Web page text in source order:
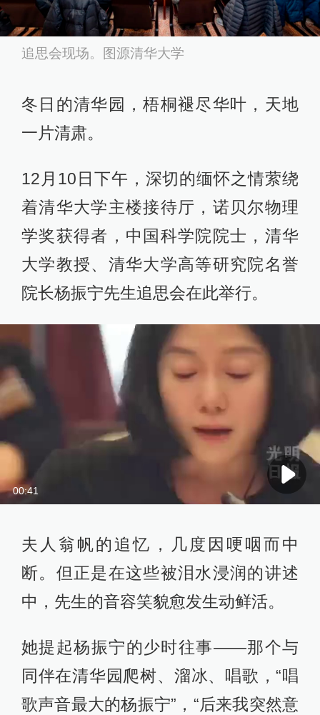
追思会现场。图源清华大学
冬日的清华园，梧桐褪尽华叶，天地
一片清肃。
12月10日下午，深切的缅怀之情萦绕
着清华大学主楼接待厅，诺贝尔物理
学奖获得者，中国科学院院士，清华
大学教授、清华大学高等研究院名誉
院长杨振宁先生追思会在此举行。
00:41
夫人翁帆的追忆，几度因哽咽而中
断。但正是在这些被泪水浸润的讲述
中，先生的音容笑貌愈发生动鲜活。
她提起杨振宁的少时往事——那个与
同伴在清华园爬树、溜冰、唱歌，“唱
歌声音最大的杨振宁”，“后来我突然意